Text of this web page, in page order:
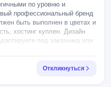
по уровню и
профессиональный бренд
быть выполнен в цветах и
хостинг куплен. Дизайн
под заказчика или
Обязательно!!! Сразу
зависит конечная
Откликнуться